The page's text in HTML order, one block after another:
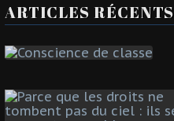
ARTICLES RÉCENTS